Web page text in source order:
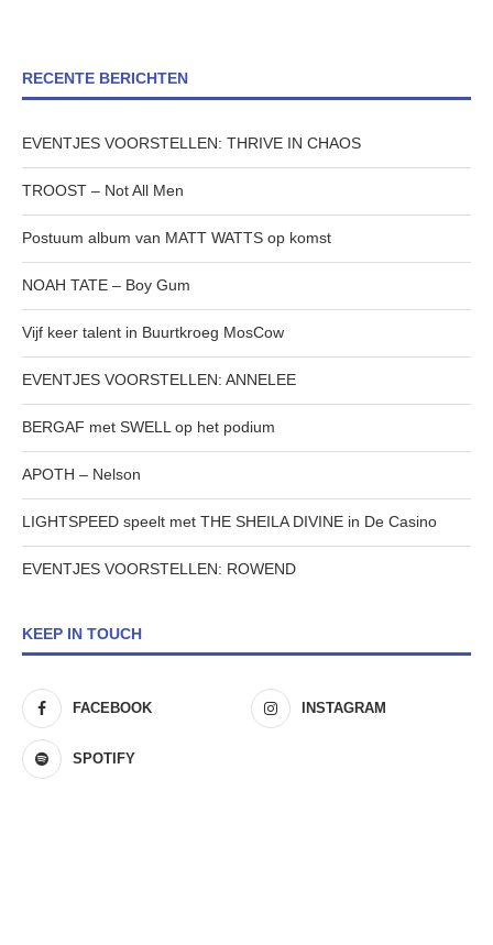
RECENTE BERICHTEN
EVENTJES VOORSTELLEN: THRIVE IN CHAOS
TROOST – Not All Men
Postuum album van MATT WATTS op komst
NOAH TATE – Boy Gum
Vijf keer talent in Buurtkroeg MosCow
EVENTJES VOORSTELLEN: ANNELEE
BERGAF met SWELL op het podium
APOTH – Nelson
LIGHTSPEED speelt met THE SHEILA DIVINE in De Casino
EVENTJES VOORSTELLEN: ROWEND
KEEP IN TOUCH
FACEBOOK INSTAGRAM
SPOTIFY